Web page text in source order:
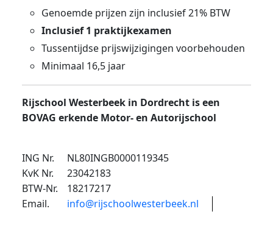
Genoemde prijzen zijn inclusief 21% BTW
Inclusief 1 praktijkexamen
Tussentijdse prijswijzigingen voorbehouden
Minimaal 16,5 jaar
Rijschool Westerbeek in Dordrecht is een
BOVAG erkende Motor- en Autorijschool
ING Nr.
NL80INGB0000119345
KvK Nr.
23042183
BTW-Nr.
18217217
Email.
info@rijschoolwesterbeek.nl